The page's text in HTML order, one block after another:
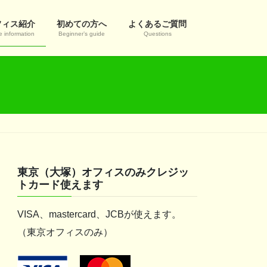
ィス紹介
information
初めての方へ
Beginner’s guide
よくあるご質問
Questions
東京（大塚）オフィスのみクレジッ
トカード使えます
VISA、mastercard、JCBが使えます。
（東京オフィスのみ）